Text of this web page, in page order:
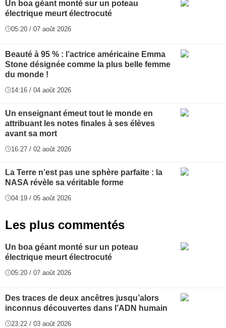
Un boa géant monté sur un poteau
électrique meurt électrocuté
05:20 / 07 août 2026
Beauté à 95 % : l’actrice américaine Emma
Stone désignée comme la plus belle femme
du monde !
14:16 / 04 août 2026
Un enseignant émeut tout le monde en
attribuant les notes finales à ses élèves
avant sa mort
16:27 / 02 août 2026
La Terre n’est pas une sphère parfaite : la
NASA révèle sa véritable forme
04:19 / 05 août 2026
Les plus commentés
Un boa géant monté sur un poteau
électrique meurt électrocuté
05:20 / 07 août 2026
Des traces de deux ancêtres jusqu’alors
inconnus découvertes dans l’ADN humain
23:22 / 03 août 2026